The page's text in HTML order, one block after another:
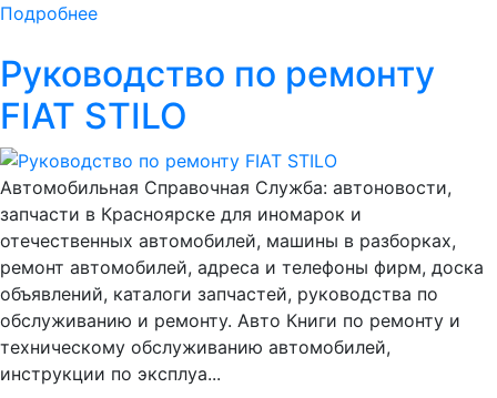
Подробнее
Руководство по ремонту
FIAT STILO
Автомобильная Справочная Служба: автоновости,
запчасти в Красноярске для иномарок и
отечественных автомобилей, машины в разборках,
ремонт автомобилей, адреса и телефоны фирм, доска
объявлений, каталоги запчастей, руководства по
обслуживанию и ремонту. Авто Книги по ремонту и
техническому обслуживанию автомобилей,
инструкции по эксплуа...